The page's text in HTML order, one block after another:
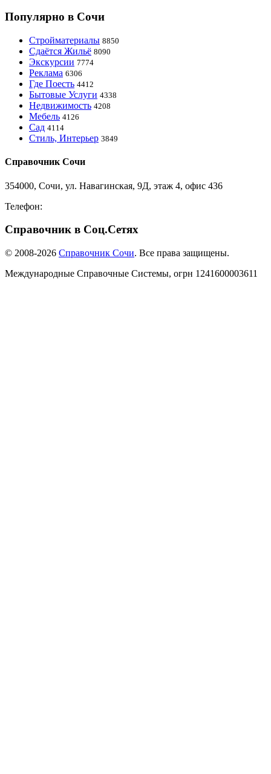
Популярно в Сочи
Стройматериалы 8850
Сдаётся Жильё 8090
Экскурсии 7774
Реклама 6306
Где Поесть 4412
Бытовые Услуги 4338
Недвижимость 4208
Мебель 4126
Сад 4114
Стиль, Интерьер 3849
Справочник Сочи
354000, Сочи, ул. Навагинская, 9Д, этаж 4, офис 436
Телефон:
Справочник в Соц.Сетях
© 2008-2026 Справочник Сочи. Все права защищены.
Международные Справочные Системы, огрн 1241600003611